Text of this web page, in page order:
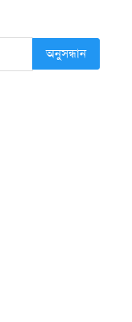
জানাল
অনুসন্ধান